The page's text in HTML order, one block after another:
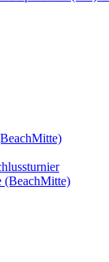
(BeachMitte)